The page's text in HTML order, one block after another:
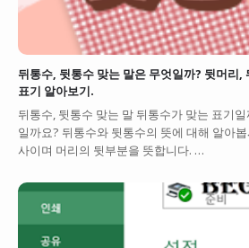
뒤통수, 뒷통수 맞는 말은 무엇일까? 뒷머리,
표기 알아보기.
뒤통수, 뒷통수 맞는 말 뒤통수가 맞는 표기
일까요? 뒤통수와 뒷통수의 뜻에 대해 알아
사이며 머리의 뒷부분을 뜻합니다. …